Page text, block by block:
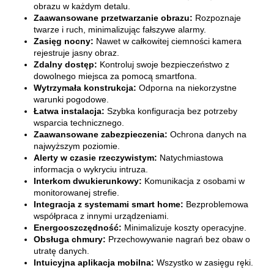
obrazu w każdym detalu.
Zaawansowane przetwarzanie obrazu: Rozpoznaje
twarze i ruch, minimalizując fałszywe alarmy.
Zasięg nocny: Nawet w całkowitej ciemności kamera
rejestruje jasny obraz.
Zdalny dostęp: Kontroluj swoje bezpieczeństwo z
dowolnego miejsca za pomocą smartfona.
Wytrzymała konstrukcja: Odporna na niekorzystne
warunki pogodowe.
Łatwa instalacja: Szybka konfiguracja bez potrzeby
wsparcia technicznego.
Zaawansowane zabezpieczenia: Ochrona danych na
najwyższym poziomie.
Alerty w czasie rzeczywistym: Natychmiastowa
informacja o wykryciu intruza.
Interkom dwukierunkowy: Komunikacja z osobami w
monitorowanej strefie.
Integracja z systemami smart home: Bezproblemowa
współpraca z innymi urządzeniami.
Energooszczędność: Minimalizuje koszty operacyjne.
Obsługa chmury: Przechowywanie nagrań bez obaw o
utratę danych.
Intuicyjna aplikacja mobilna: Wszystko w zasięgu ręki.